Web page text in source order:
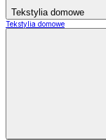
Tekstylia domowe
Tekstylia domowe